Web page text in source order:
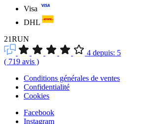
Visa
DHL
21RUN
4 depuis: 5
( 719 avis )
Conditions générales de ventes
Confidentialité
Cookies
Facebook
Instagram